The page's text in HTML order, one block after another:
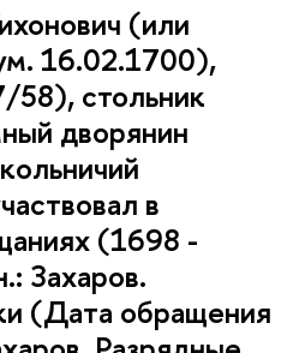
(или
16.02.1700),
58), стольник
дворянин
в
(1698 -
Захаров.
(Дата обращения